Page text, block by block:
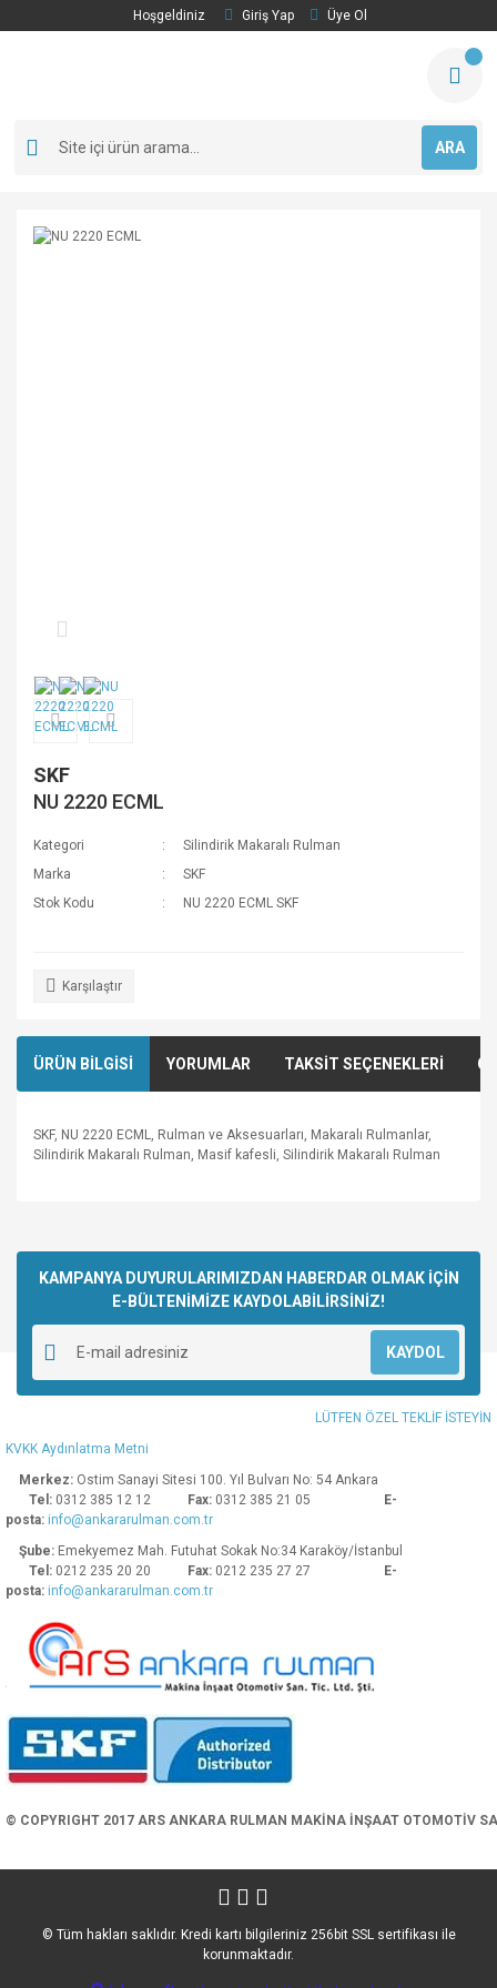
Hoşgeldiniz Giriş Yap Üye Ol
ARA
SKF
NU 2220 ECML
Kategori
Silindirik Makaralı Rulman
Marka
SKF
Stok Kodu
NU 2220 ECML SKF
Karşılaştır
ÜRÜN BİLGİSİ YORUMLAR TAKSİT SEÇENEKLERİ
SKF, NU 2220 ECML, Rulman ve Aksesuarları, Makaralı Rulmanlar,
Silindirik Makaralı Rulman, Masif kafesli, Silindirik Makaralı Rulman
Yorum Yaz
kullanarak tarafımıza iletebilirsiniz.
Görüş ve önerileriniz için teşekkür ederiz.
Ürün resmi kalitesiz, bozuk veya görüntülenemiyor.
Ürün açıklamasında eksik bilgiler bulunuyor.
Ürün bilgilerinde hatalar bulunuyor.
Ürün fiyatı diğer sitelerden daha pahalı.
Bu ürüne benzer farklı alternatifler olmalı.
KAMPANYA DUYURULARIMIZDAN HABERDAR OLMAK İÇİN
E-BÜLTENİMİZE KAYDOLABİLİRSİNİZ!
KAYDOL
LÜTFEN ÖZEL TEKLİF İSTEYİN
KVKK Aydınlatma Metni
Merkez: Ostim Sanayi Sitesi 100. Yıl Bulvarı No: 54 Ankara
Tel: 0312 385 12 12 Fax: 0312 385 21 05
E-
posta: info@ankararulman.com.tr
Şube: Emekyemez Mah. Futuhat Sokak No:34 Karaköy/İstanbul
Tel: 0212 235 20 20 Fax: 0212 235 27 27
E-
posta: info@ankararulman.com.tr
© COPYRIGHT 2017 ARS ANKARA RULMAN MAKİNA İNŞAAT OTOMOTİV
© Tüm hakları saklıdır. Kredi kartı bilgileriniz 256bit SSL sertifikası ile
korunmaktadır.